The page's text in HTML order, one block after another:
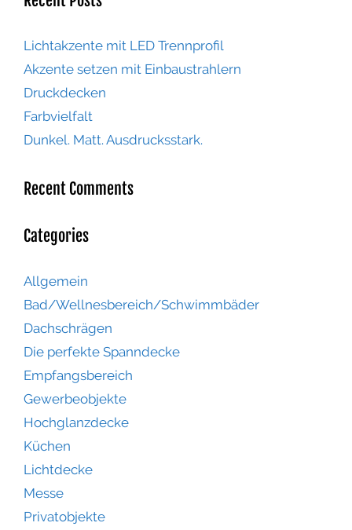
Lichtakzente mit LED Trennprofil
Akzente setzen mit Einbaustrahlern
Druckdecken
Farbvielfalt
Dunkel. Matt. Ausdrucksstark.
Recent Comments
Categories
Allgemein
Bad/Wellnesbereich/Schwimmbäder
Dachschrägen
Die perfekte Spanndecke
Empfangsbereich
Gewerbeobjekte
Hochglanzdecke
Küchen
Lichtdecke
Messe
Privatobjekte